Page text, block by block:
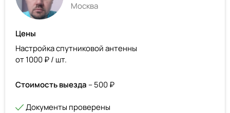
Москва
Цены
Настройка спутниковой антенны
от 1000 ₽ / шт.
Стоимость выезда – 500 ₽
Документы проверены